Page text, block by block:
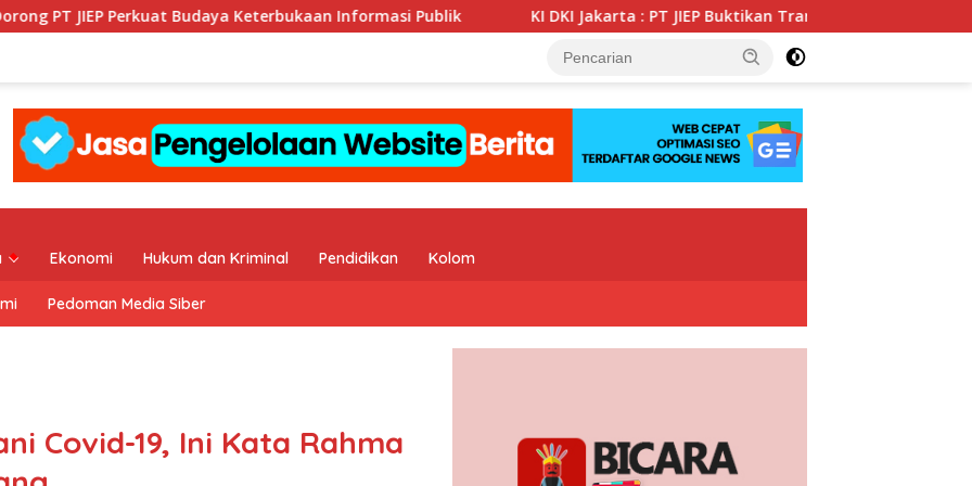
Budaya Keterbukaan Informasi Publik KI DKI Jakarta : PT JIEP Buktikan Transparansi KIP Mampu Perkuat Tata Kelola
Ekonomi Hukum dan Kriminal Pendidikan Kolom
Pedoman Media Siber
Covid-19, Ini Kata Rahma